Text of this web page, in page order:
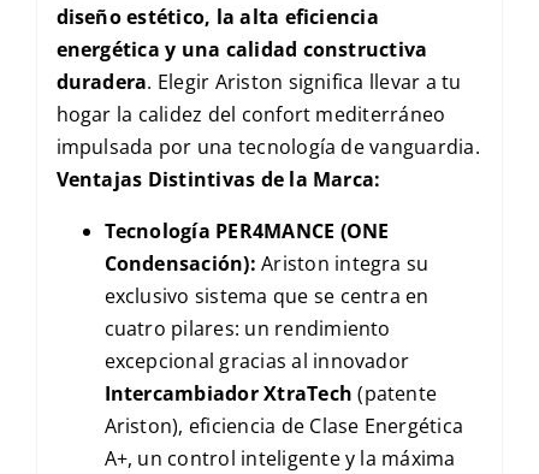
diseño estético, la alta eficiencia
energética y una calidad constructiva
duradera. Elegir Ariston significa llevar a tu
hogar la calidez del confort mediterráneo
impulsada por una tecnología de vanguardia.
Ventajas Distintivas de la Marca:
Tecnología PER4MANCE (ONE
Condensación): Ariston integra su
exclusivo sistema que se centra en
cuatro pilares: un rendimiento
excepcional gracias al innovador
Intercambiador XtraTech (patente
Ariston), eficiencia de Clase Energética
A+, un control inteligente y la máxima